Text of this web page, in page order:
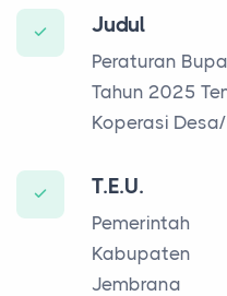
Judul
Peraturan
Tahun 2025
Koperasi
T.E.U.
Pemerintah
Kabupaten
Jembrana